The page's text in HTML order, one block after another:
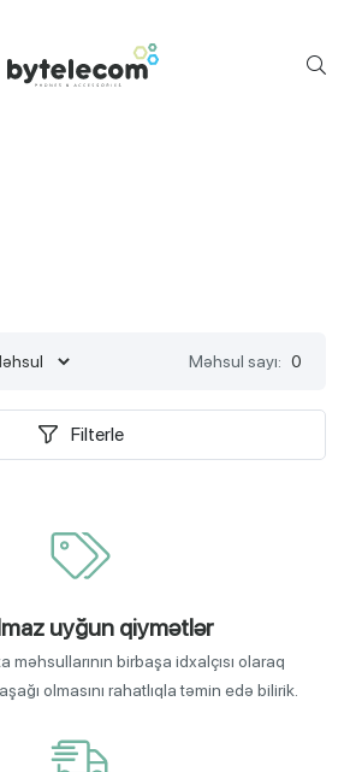
Məhsul sayı: 0
Filterle
uyğun qiymətlər
məhsullarının birbaşa idxalçısı olaraq
olmasını rahatlıqla təmin edə bilirik.